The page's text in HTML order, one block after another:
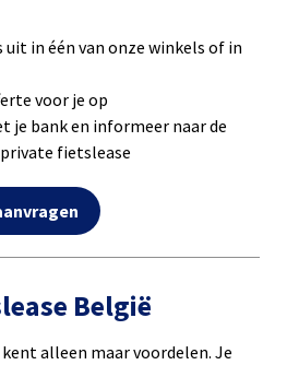
uit in één van onze winkels of in
voor je op
je bank en informeer naar de
fietslease
België
alleen maar voordelen. Je